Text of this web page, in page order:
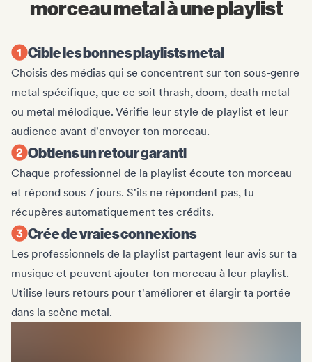
morceau metal à une playlist
Cible les bonnes playlists metal
Choisis des médias qui se concentrent sur ton sous-genre
metal spécifique, que ce soit thrash, doom, death metal
ou metal mélodique. Vérifie leur style de playlist et leur
audience avant d'envoyer ton morceau.
Obtiens un retour garanti
Chaque professionnel de la playlist écoute ton morceau
et répond sous 7 jours. S'ils ne répondent pas, tu
récupères automatiquement tes crédits.
Crée de vraies connexions
Les professionnels de la playlist partagent leur avis sur ta
musique et peuvent ajouter ton morceau à leur playlist.
Utilise leurs retours pour t'améliorer et élargir ta portée
dans la scène metal.